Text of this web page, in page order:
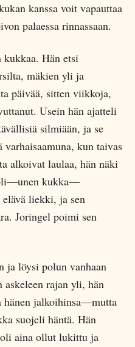
kanssa voit vapauttaa
palaessa rinnassaan.
kukkaa. Hän etsi
mäkien yli ja
päivää, sitten viikkoja,
Usein hän ajatteli
silmiään, ja se
kun taivas
alkoivat laulaa, hän näki
kukka—
liekki, ja sen
Joringel poimi sen
ja löysi polun vanhaan
askeleen rajan yli, hän
hänen jalkoihinsa—mutta
suojeli häntä. Hän
aina ollut lukittu ja